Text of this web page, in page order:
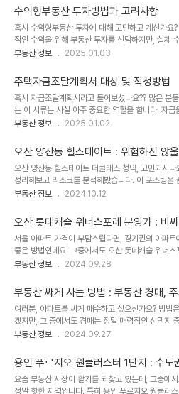
산역에 인접해 있는 더블 역세권에 위..
저히 숙지하는 것이 필요합니다. 이번 포스팅에서는
성 양식과 더불어 주의사항까지 알아보겠습니다. 끝
약서 작성에 필요한 중요한 정보를 얻으실 수 있으
임대차계약서 작성, 알아보기부동산 임대차계약서
대차계약서란 임대인이 임차인에게 일정 기간 동안
한 것입니다. 계약서에는 임대인과 임차인 간의 구체..
수익형부동산 투자방법과 고려사항
혹시 수익형부동산 투자에 대해 고민하고 계신가요
적인 수익을 위해 부동산 투자를 선택하지만, 실제
는 따져볼 것이 많아 하이리스크 하이리턴 투자 중 하
아보겠습니다. 끝까지 읽으시면 성공적인 수익형부
유용한 팁을 얻으실 수 있을 거예요. 수익형부동산
동산이란?먼저, 수익형부동산이란 무엇일까요? 수익
수익을 목적으로 한 투자 방식으로, 대표적으로 상
등이 있습니다. 이러한 부동산은 월세와 같은 임대 수
출할 수 있다는 점입니다. 하지만 임대 수익이 안..
부동산 정보 2025.01.03
주택자금조달계획서 대상 및 작성방법
혹시 자금조달계획서라고 들어보셨나요?? 많은 분
는 이 서류는 사실 아주 중요한 역할을 합니다. 자금
는지, 자금의 출처가 명확한지 확인하기 위한 서류죠
을 끝까지 보시면, 주택자금조달계획서를 어떻게 작
끔하게 이해하실 수 있을겁니다. 주택자금조달계획
택자금조달계획서란?주택자금조달계획서는 집을
마련했는지를 정부에 알리는 서류입니다. 자금이 어
명하게 밝혀야 부동산 투기나 불법적인 자금 세탁을
살 때는 필수적으로 제출해야 하는데, 까딱 잘못하
부동산 정보 2025.01.02
오산 양산동 힐스테이트 : 위험하진 않
분석)
오산 양산동 힐스테이트 더클래스 청약, 고민되시나
정리해보고 리스크를 분석해봤습니다. 이 포스팅을
양산동 힐스테이트 더클래스 청약 일정 및 주요 정보
이트 살펴보기 한눈에 보기 주의사항상기 표에서 확
코니 확장비용이 2970만원, 거의 3000만원이네
ㅠㅠ 그리고 옵션까지 고려하면 해당 분양가에서 4
수도 있을 것 같습니다. 그리고 중도금대출 이자 후
당 부분까지 고려하시는게 좋을 것 같습니다. 리스크
대로 책정되었습니다. 비교를 위해 기존에 공급되..
부동산 정보 2024.10.12
오산 롯데캐슬 위너스포레 분양가 : 비
면 오산?
서울 아파트 가격이 부담스럽다면, 경기권의 아파트
좋은 방법인데요. 그중에서도 오산 롯데캐슬 위너스
인프라, 그리고 주거 환경까지 뛰어나 실거주자와 투
치오산 롯데캐슬 위너스포레는 경기도 오산시 양산
요. 이곳은 병점역과 세마역이 가까워 서울로의 접근
요지입니다. 또한 GTX와 같은 교통 인프라 확장이
후 지역 가치 상승이 기대됩니다.2. 단지 개요이 단지
공한 1군 브랜드 아파트로, 총 1,672세대가 들어섭
입니다. 대지면적은 약 89,5..
부동산 정보 2024.09.28
부동산 싸게 사는 방법 : 부동산 경매,
여러분, 아파트를 싸게 매수하고 싶으신가요? 방법
겠지만, 그 중에서도 경매는 정말 매력적인 선택지
는 시세보다 저렴하게 부동산을 매수할 수 있다는 장
요. 그래서 오늘은 아파트 경매를 처음부터 끝까지
낙찰 시 주의해야 할 점들도 하나하나 짚어드리려고
보시면 경매에 대한 전반적인 이해가 팍팍 되실 겁니
부동산 정보 2024.09.27
용인 푸르지오 원클러스터 1단지 : 수도
뜬다고?
요즘 부동산 시장이 활기를 되찾고 있는데, 그중에서
정말 핫한 지역입니다. 특히 용인 푸르지오 원클러